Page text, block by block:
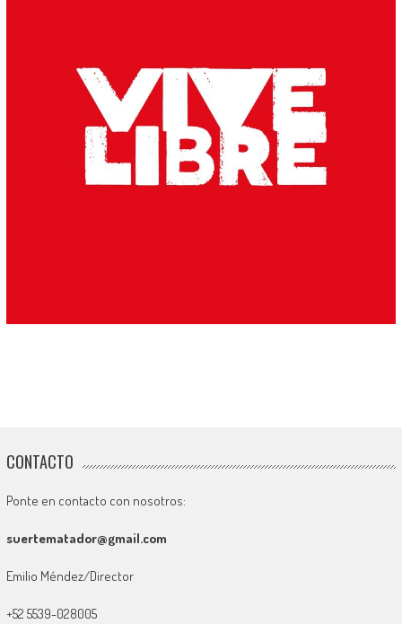
CONTACTO
Ponte en contacto con nosotros:
suertematador@gmail.com
Emilio Méndez/Director
+52 5539-028005